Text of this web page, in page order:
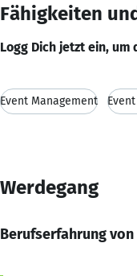
Fähigkeiten
Logg Dich jetzt ein, um
Event Management
Werdegang
Berufserfahrung von